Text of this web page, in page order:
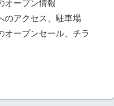
オープン情報
のアクセス、駐車場
オープンセール、チラ